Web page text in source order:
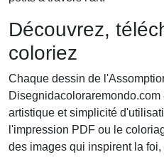
Découvrez,
coloriez
Chaque dessin de
artistique et simplicité
l'impression PDF ou le
des images qui inspirent la